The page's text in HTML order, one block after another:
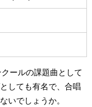
ールの課題曲として
しても有名で、合唱
いでしょうか。